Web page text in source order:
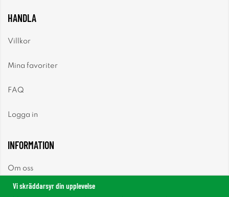
HANDLA
Villkor
Mina favoriter
FAQ
Logga in
INFORMATION
Om oss
Vi skräddarsyr din upplevelse